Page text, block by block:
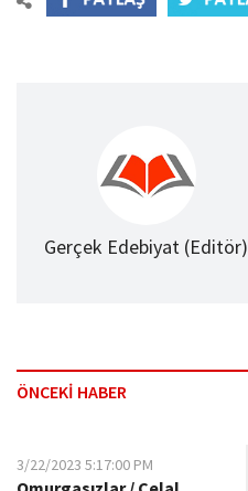
Gerçek Edebiyat (Editör)
ÖNCEKİ HABER
3/22/2023 5:17:00 PM